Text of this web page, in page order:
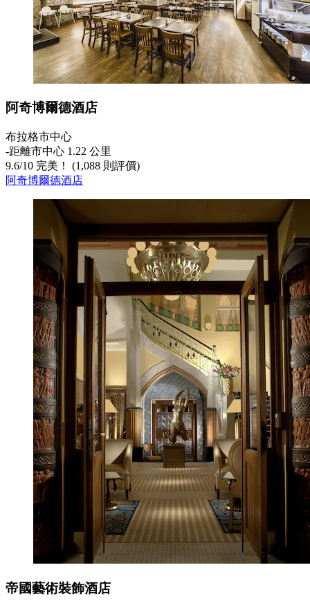
阿奇博爾德酒店
布拉格市中心
‐距離市中心 1.22 公里
9.6/10 完美！ (1,088 則評價)
阿奇博爾德酒店
帝國藝術裝飾酒店